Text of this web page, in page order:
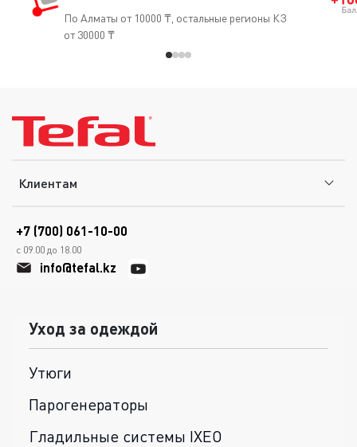
По Алматы от 10000 ₸, остальные регионы КЗ
от 30000 ₸
Клиентам
+7 (700) 061-10-00
с 09.00 до 18.00
info@tefal.kz
Уход за одеждой
Утюги
Парогенераторы
Гладильные системы IXEO